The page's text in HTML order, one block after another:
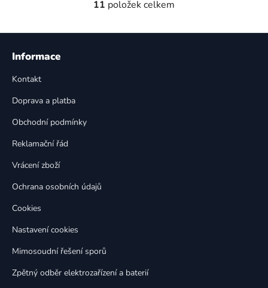
O
l
11 položek celkem
Z
Informace
Kontakt
Doprava a platba
Obchodní podmínky
Reklamační řád
Vrácení zboží
Ochrana osobních údajů
Cookies
Nastavení cookies
Mimosoudní řešení sporů
Zpětný odběr elektrozařízení a baterií